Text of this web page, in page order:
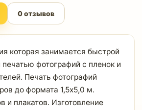
0 отзывов
которая занимается быстрой
печатью фотографий с пленок и
Печать фотографий
до формата 1,5х5,0 м.
и плакатов. Изготовление